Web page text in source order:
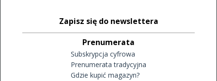
Zapisz się do newslettera
Prenumerata
Subskrypcja cyfrowa
Prenumerata tradycyjna
Gdzie kupić magazyn?